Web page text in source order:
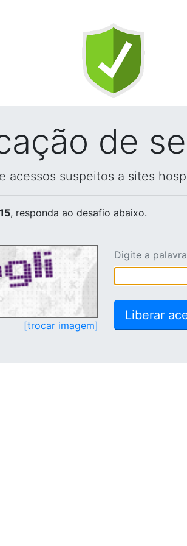
de
acessos suspeitos a sites
, responda ao desafio abaixo.
[trocar imagem]
Digite a